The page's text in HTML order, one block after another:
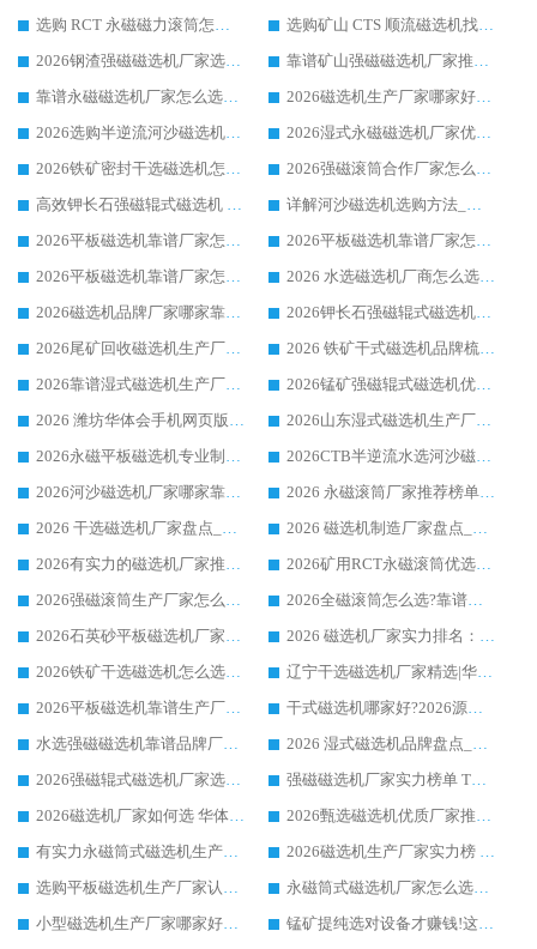
选购 RCT 永磁磁力滚筒怎么选?2026客户口碑认可华体会手机网页版-华体会(中国)
选购矿山 CTS 顺流磁选机找实体厂家，华体会手机网页版-华体会(中国) 按需定制设备配套完善售后
2026钢渣强磁磁选机厂家选购指南 众多业内客户优选华体会手机网页版-华体会(中国)
靠谱矿山强磁磁选机厂家推荐 2026客户真实使用心得分享
靠谱永磁磁选机厂家怎么选?福建客户真实体验分享华体会手机网页版-华体会(中国) 品牌
2026磁选机生产厂家哪家好?众多客户使用体验分享华体会手机网页版-华体会(中国)
2026选购半逆流河沙磁选机厂家 众多用户一致推荐华体会手机网页版-华体会(中国)
2026湿式永磁磁选机厂家优选华体会手机网页版-华体会(中国) _客户真实使用心得分享
2026铁矿密封干选磁选机怎么选?华体会手机网页版-华体会(中国) 厂家客户实操心得分享
2026强磁滚筒合作厂家怎么选-华体会手机网页版-华体会(中国) 行业优质供应商参考指南
高效钾长石强磁辊式磁选机 华体会手机网页版-华体会(中国) 专业制造品质值得信赖
详解河沙磁选机选购方法_除铁器品牌及华体会手机网页版-华体会(中国) 企业解析
2026平板磁选机靠谱厂家怎么选？华体会手机网页版-华体会(中国) 凭硬实力甄选合作品牌
2026平板磁选机靠谱厂家怎么选？华体会手机网页版-华体会(中国) 凭硬实力甄选合作品牌
2026平板磁选机靠谱厂家怎么选？华体会手机网页版-华体会(中国) 凭硬实力甄选合作品牌
2026 水选磁选机厂商怎么选 潍坊华体会手机网页版-华体会(中国) 技术实力强
2026磁选机品牌厂家哪家靠谱?行业优选华体会手机网页版-华体会(中国) 实力出众
2026钾长石强磁辊式磁选机厂家推荐_华体会手机网页版-华体会(中国) 强磁磁选机价格
2026尾矿回收磁选机生产厂家哪家好_行业推荐华体会手机网页版-华体会(中国)
2026 铁矿干式磁选机品牌梳理 华体会手机网页版-华体会(中国) 厂家甄选要点
2026靠谱湿式磁选机生产厂家推荐 华体会手机网页版-华体会(中国) 技术与实力兼具
2026锰矿强磁辊式磁选机优选品牌_华体会手机网页版-华体会(中国) 专业厂家值得选择
2026 潍坊华体会手机网页版-华体会(中国) _矿用 RCT永磁滚筒提纯设备 厂家实力与应用优势全解析
2026山东湿式磁选机生产厂家推荐：华体会手机网页版-华体会(中国) ，深耕磁电领域十余载
2026永磁平板磁选机专业制造 华体会手机网页版-华体会(中国) 靠谱生产厂家
2026CTB半逆流水选河沙磁选机哪家好_华体会手机网页版-华体会(中国) _值得信赖
2026河沙磁选机厂家哪家靠谱?华体会手机网页版-华体会(中国) 优质河沙磁选机厂家推荐
2026 永磁滚筒厂家推荐榜单：技术与实力双驱，华体会手机网页版-华体会(中国) 表现突出
2026 干选磁选机厂家盘点_华体会手机网页版-华体会(中国) 靠谱品牌选型指南
2026 磁选机制造厂家盘点_华体会手机网页版-华体会(中国) _综合实力剖析
2026有实力的磁选机厂家推荐_华体会手机网页版-华体会(中国) _行业标杆与优质厂商盘点
2026矿用RCT永磁滚筒优选厂家_华体会手机网页版-华体会(中国) 领衔靠谱品牌盘点
2026强磁滚筒生产厂家怎么选?行业口碑推荐华体会手机网页版-华体会(中国)
2026全磁滚筒怎么选?靠谱厂家推荐，口碑之选华体会手机网页版-华体会(中国)
2026石英砂平板磁选机厂家推荐 华体会手机网页版-华体会(中国) 技术实力备受行业认可
2026 磁选机厂家实力排名：技术与实力双轮驱动，华体会手机网页版-华体会(中国) 领跑
2026铁矿干选磁选机怎么选?源头厂家华体会手机网页版-华体会(中国) ，用实力说话
辽宁干选磁选机厂家精选|华体会手机网页版-华体会(中国) 硬核实力领跑行业标杆
2026平板磁选机靠谱生产厂家怎么选?行业标杆华体会手机网页版-华体会(中国) ，凭硬实力脱颖而出
干式磁选机哪家好?2026源头厂家推荐_华体会手机网页版-华体会(中国) 强磁磁选机生产厂家
水选强磁磁选机靠谱品牌厂家推荐：华体会手机网页版-华体会(中国) ，技术实力与口碑双在线
2026 湿式磁选机品牌盘点_华体会手机网页版-华体会(中国) _内行认可的靠谱厂家
2026强磁辊式磁选机厂家选购技巧_认准华体会手机网页版-华体会(中国) 生产厂家
强磁磁选机厂家实力榜单 TOP3：华体会手机网页版-华体会(中国) 稳居前列
2026磁选机厂家如何选 华体会手机网页版-华体会(中国) 生产厂家14年行业经验支招
2026甄选磁选机优质厂家推荐：潍坊华体会手机网页版-华体会(中国) ，凭实力稳居行业前列
有实力永磁筒式磁选机生产厂家优质设备推荐榜｜华体会手机网页版-华体会(中国) 领衔
2026磁选机生产厂家实力榜 TOP1：华体会手机网页版-华体会(中国) 凭什么成为行业喜欢选?
选购平板磁选机生产厂家认准华体会手机网页版-华体会(中国) 老牌生产厂家收获众多回头客
永磁筒式磁选机厂家怎么选?14 年老厂华体会手机网页版-华体会(中国) 凭实力出圈，这 5 大优势太圈粉
小型磁选机生产厂家哪家好?2026 年实测推荐，华体会手机网页版-华体会(中国) 十年口碑厂值得闭眼入
锰矿提纯选对设备才赚钱!这家临朐厂家的强磁辊磁选机凭啥成行业标杆?